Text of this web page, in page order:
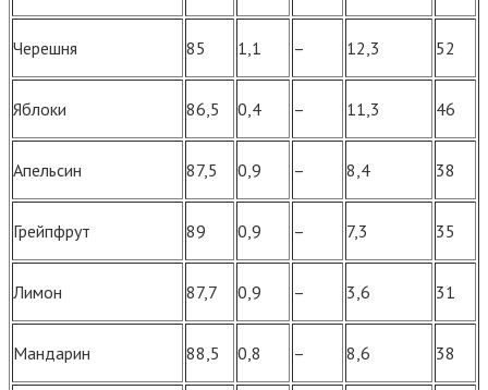
Черешня 85 1,1 – 12,3 52
Яблоки 86,5 0,4 – 11,3 46
Апельсин 87,5 0,9 – 8,4 38
Грейпфрут 89 0,9 – 7,3 35
Лимон 87,7 0,9 – 3,6 31
Мандарин 88,5 0,8 – 8,6 38